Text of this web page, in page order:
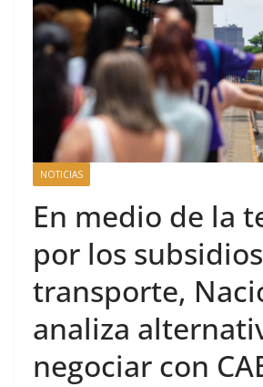
NOTICIAS
En medio de la
por los
transporte,
analiza
negociar con